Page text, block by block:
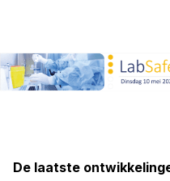
De laatste